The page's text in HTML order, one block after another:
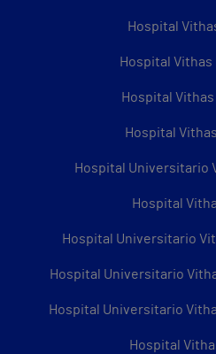
Hospital
Hospital Vithas
Hospital
Hospital
Hospital Universitario
Hospital
Hospital Universitario
Hospital Universitario
Hospital Universitario
Hospital